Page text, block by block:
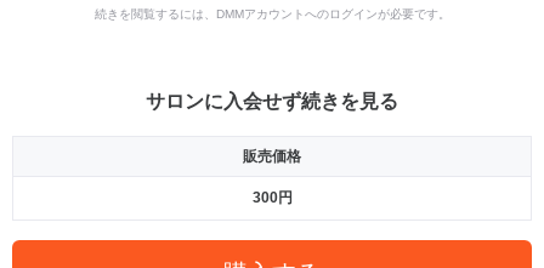
続きを閲覧するには、DMMアカウントへのログインが必要です。
サロンに入会せず続きを見る
販売価格
300円